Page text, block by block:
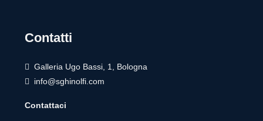
Contatti
Galleria Ugo Bassi, 1, Bologna
info@sghinolfi.com
Contattaci